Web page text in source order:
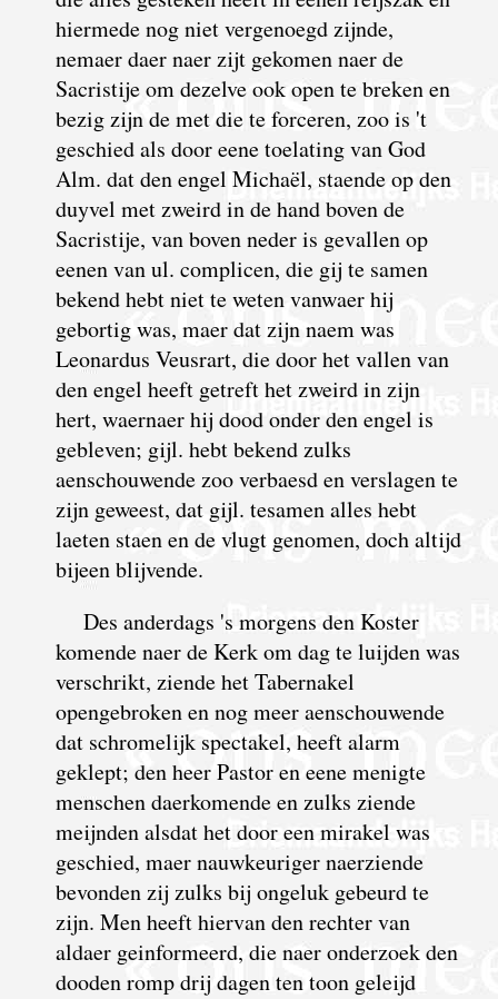
hiermede nog niet vergenoegd zijnde,
nemaer daer naer zijt gekomen naer de
Sacristije om dezelve ook open te breken en
bezig zijn de met die te forceren, zoo is 't
geschied als door eene toelating van God
Alm. dat den engel Michaël, staende op den
duyvel met zweird in de hand boven de
Sacristije, van boven neder is gevallen op
eenen van ul. complicen, die gij te samen
bekend hebt niet te weten vanwaer hij
gebortig was, maer dat zijn naem was
Leonardus Veusrart, die door het vallen van
den engel heeft getreft het zweird in zijn
hert, waernaer hij dood onder den engel is
gebleven; gijl. hebt bekend zulks
aenschouwende zoo verbaesd en verslagen te
zijn geweest, dat gijl. tesamen alles hebt
laeten staen en de vlugt genomen, doch altijd
bijeen blijvende.
Des anderdags 's morgens den Koster
komende naer de Kerk om dag te luijden was
verschrikt, ziende het Tabernakel
opengebroken en nog meer aenschouwende
dat schromelijk spectakel, heeft alarm
geklept; den heer Pastor en eene menigte
menschen daerkomende en zulks ziende
meijnden alsdat het door een mirakel was
geschied, maer nauwkeuriger naerziende
bevonden zij zulks bij ongeluk gebeurd te
zijn. Men heeft hiervan den rechter van
aldaer gein­for­meerd, die naer onderzoek den
dooden romp drij dagen ten toon geleijd